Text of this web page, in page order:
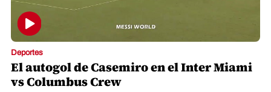
Deportes
El autogol de Casemiro en el Inter Miami
vs Columbus Crew